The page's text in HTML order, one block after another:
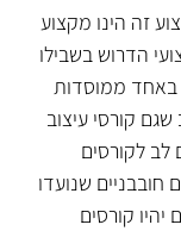
זה הינו מקצוע
הדרוש בשבילו
באחד ממוסדות
קורסי עיצוב
לב לקורסים
חובבניים שנועדו
קורסים